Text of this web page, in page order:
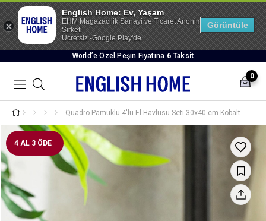
World’e Özel Peşin Fiyatına 6 Taksit
0
Quadro Pamuklu 4'lü El Havlusu Seti 30x40 cm Kobalt Mavi-Ekru
4 AL 3 ÖDE
English Home: Ev, Yaşam
EHM Magazacilik Sanayi ve Ticaret Anonim
Sirketi
Ücretsiz -Google Play'de
Görüntüle